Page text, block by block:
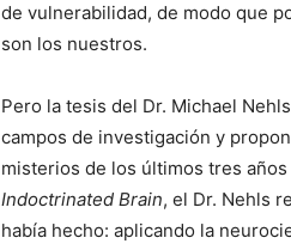
de vulnerabilidad, de modo que
son los nuestros.
Pero la tesis del Dr. Michael
campos de investigación y
misterios de los últimos tres
Indoctrinated Brain, el Dr. Nehls
había hecho: aplicando la